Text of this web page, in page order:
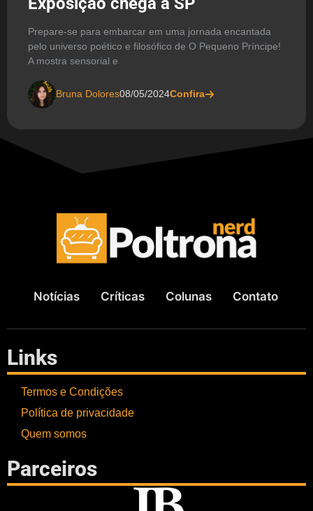
Prepare-se para embarcar em uma jornada encantada
pelo universo poético e filosófico de O Pequeno Príncipe!
A mostra sensorial e
Bruna Dolores08/05/2024Confira
Notícias Críticas Colunas Contato
Links
Termos e Condições
Política de privacidade
Quem somos
Parceiros